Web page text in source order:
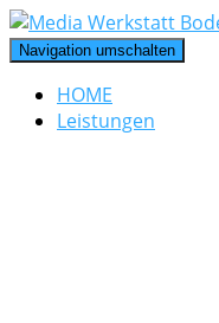
Navigation umschalten
HOME
Leistungen